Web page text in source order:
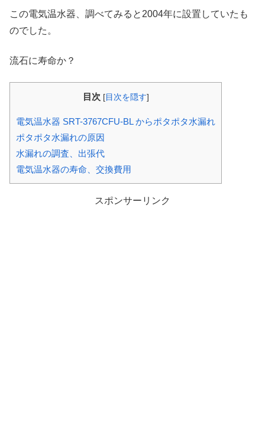
この電気温水器、調べてみると2004年に設置していたも
のでした。
流石に寿命か？
目次 [目次を隠す]
電気温水器 SRT-3767CFU-BL からポタポタ水漏れ
ポタポタ水漏れの原因
水漏れの調査、出張代
電気温水器の寿命、交換費用
スポンサーリンク